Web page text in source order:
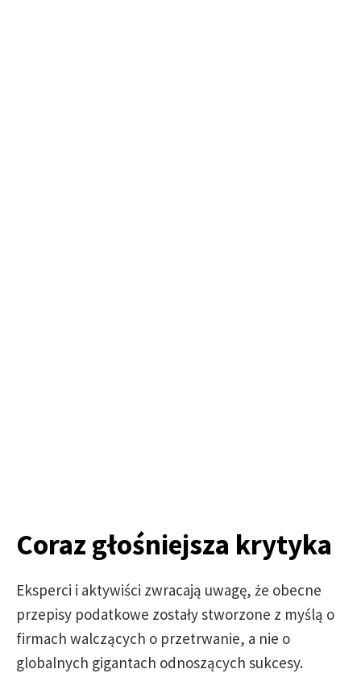
Coraz głośniejsza krytyka
Eksperci i aktywiści zwracają uwagę, że obecne
przepisy podatkowe zostały stworzone z myślą o
firmach walczących o przetrwanie, a nie o
globalnych gigantach odnoszących sukcesy.